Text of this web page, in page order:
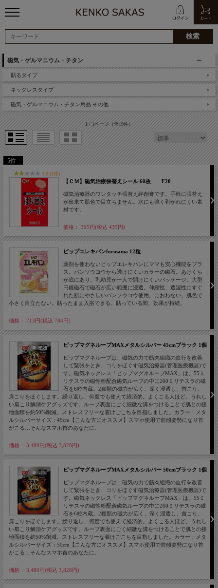
磁気・ゲルマニウム・チタン
貼るタイプ
ネックレスタイプ
磁気・ゲルマニウム・チタン用品 その他
1 / 1ページ（全19件）
5位
2.0 (1件)
【ＣＭ】磁気治療張替えシール 60枚 F20
磁気治療器のワンタッチ張替え絆創膏です。手軽に張替え
が出来て肌色で目立ちません。水にも強く剥がれにくい素
材です。
価格： 395円(税込 435円)
ピップエレキバンformama 12粒
薬剤を使わないピップエレキバンにママも安心機能をプラ
ス。バンソウコウから透けにくいカラーの磁石。あけくち
が底にあり、乳幼児が一人で開けにくいパッケージ。大型
円錐磁石で磁石が広い範囲に浸透。伸縮性、透湿性にすぐ
れた肌にやさしいバンソウコウ使用。におわない。肌色で
小さく目立たない。貼ったまま入浴できる。貼っている間、効果が持続。
価格： 713円(税込 784円)
ピップマグネループMAXメタルシルバー 45cmブラック 1個
ピップマグネループは、磁気の力で筋肉組織の血行を改善
して緊張をとき、コリをほぐす磁気治療器(管理医療機器)で
す。磁気ネックレス「ピップマグネループMAX」は、55ミ
リテスラの磁性粉配合磁気ループの中に200ミリテスラの磁
石を6粒内蔵。2種類の磁力が広く、深く浸透し、首こり、
肩こりをほぐします。繰り返し、何度でも使えて経済的。よくこる人ほど、うれし
い肩こり解消ケアグッズです。ループ表面にごく細微な溝をつけることで肌との接
地面積を約50%削減。ストレスフリーな着けごこちを目指しました。カラー：メタ
ルシルバーサイズ：45cm【こんな方にオススメ】スマホ使用で前傾姿勢になり首
がこる…そんなスマホ首のあなたに。
価格： 3,480円(税込 3,828円)
ピップマグネループMAXメタルシルバー 50cmブラック 1個
ピップマグネループは、磁気の力で筋肉組織の血行を改善
して緊張をとき、コリをほぐす磁気治療器(管理医療機器)で
す。磁気ネックレス「ピップマグネループMAX」は、55ミ
リテスラの磁性粉配合磁気ループの中に200ミリテスラの磁
石を6粒内蔵。2種類の磁力が広く、深く浸透し、首こり、
肩こりをほぐします。繰り返し、何度でも使えて経済的。よくこる人ほど、うれし
い肩こり解消ケアグッズです。ループ表面にごく細微な溝をつけることで肌との接
地面積を約50%削減。ストレスフリーな着けごこちを目指しました。カラー：メタ
ルシルバーサイズ：50cm【こんな方にオススメ】スマホ使用で前傾姿勢になり首
がこる…そんなスマホ首のあなたに。
価格： 3,480円(税込 3,828円)